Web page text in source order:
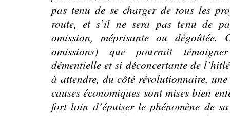
pas tenu de se charger de tous les
route, et s’il ne sera pas tenu de
omission, méprisante ou dégoûtée.
omissions) que pourrait
démentielle et si déconcertante de
à attendre, du côté révolutionnaire,
causes économiques sont mises bien
fort loin d’épuiser le phénomène de